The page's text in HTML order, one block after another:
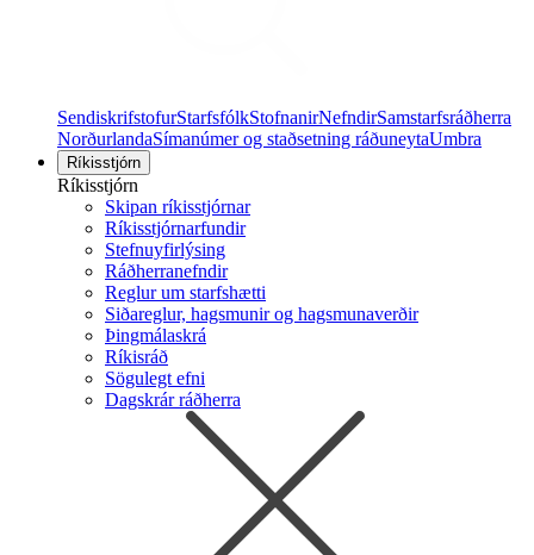
SendiskrifstofurStarfsfólkStofnanirNefndirSamstarfsráðherra
NorðurlandaSímanúmer og staðsetning ráðuneytaUmbra
Ríkisstjórn
Ríkisstjórn
Skipan ríkisstjórnar
Ríkisstjórnarfundir
Stefnuyfirlýsing
Ráðherranefndir
Reglur um starfshætti
Siðareglur, hagsmunir og hagsmunaverðir
Þingmálaskrá
Ríkisráð
Sögulegt efni
Dagskrár ráðherra